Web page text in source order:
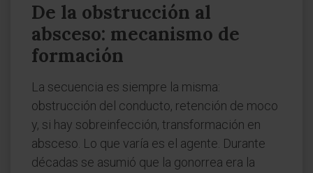
De la obstrucción al
absceso: mecanismo de
formación
La secuencia es siempre la misma:
obstrucción del conducto, retención de moco
y, si hay sobreinfección, transformación en
absceso. Lo que varía es el agente. Durante
décadas se asumió que la gonorrea era la